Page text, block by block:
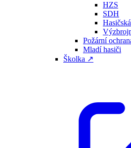
HZS
SDH
Požární
Mladí hasiči
Školka ↗